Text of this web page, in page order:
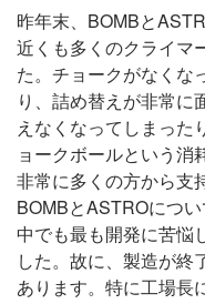
昨年末、BOMBと
近くも多くのクライマ
た。チョークがなくな
り、詰め替えが非常に
えなくなってしまった
ョークボールという
非常に多くの方から支
BOMBとASTROにつ
中でも最も開発に苦悩
した。故に、製造が終
あります。特に工場長